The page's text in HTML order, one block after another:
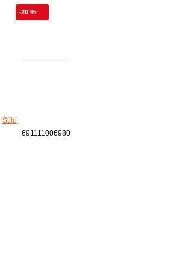
-20 %
Stilo
8691111006980